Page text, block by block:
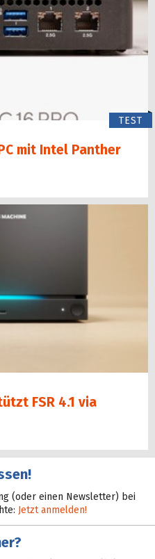
TEST
mit Intel Panther
FSR 4.1 via
(oder einen Newsletter) bei
Jetzt anmelden!